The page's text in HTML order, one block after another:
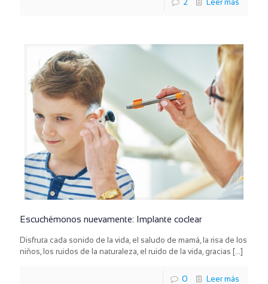
2 Leer más
Escuchémonos nuevamente: Implante coclear
Disfruta cada sonido de la vida, el saludo de mamá, la risa de los
niños, los ruidos de la naturaleza, el ruido de la vida, gracias […]
0 Leer más